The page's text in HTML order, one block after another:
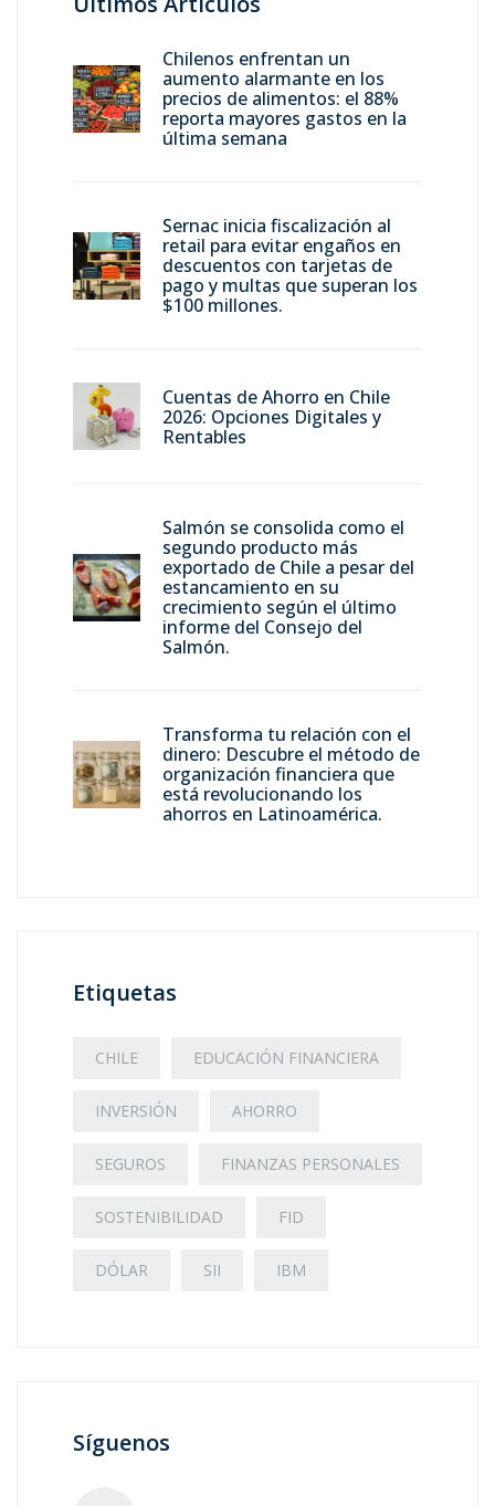
Chilenos enfrentan un
aumento alarmante en los
precios de alimentos: el 88%
reporta mayores gastos en la
última semana
Sernac inicia fiscalización al
retail para evitar engaños en
descuentos con tarjetas de
pago y multas que superan los
$100 millones.
Cuentas de Ahorro en Chile
2026: Opciones Digitales y
Rentables
Salmón se consolida como el
segundo producto más
exportado de Chile a pesar del
estancamiento en su
crecimiento según el último
informe del Consejo del
Salmón.
Transforma tu relación con el
dinero: Descubre el método de
organización financiera que
está revolucionando los
ahorros en Latinoamérica.
Etiquetas
CHILE EDUCACIÓN FINANCIERA
INVERSIÓN AHORRO
SEGUROS FINANZAS PERSONALES
SOSTENIBILIDAD FID
DÓLAR SII IBM
Síguenos